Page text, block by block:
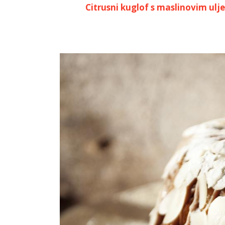
Citrusni kuglof s maslinovim